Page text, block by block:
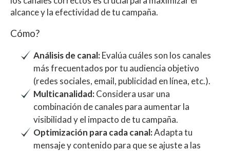
alcance y la efectividad de tu campaña.
Cómo?
Análisis de canal:Evalúa cuáles son los canales
más frecuentados por tu audiencia objetivo
(redes sociales, email, publicidad en línea, etc.).
Multicanalidad:Considera usar una
combinación de canales para aumentar la
visibilidad y el impacto de tu campaña.
Optimización para cada canal:Adapta tu
mensaje y contenido para que se ajuste a las